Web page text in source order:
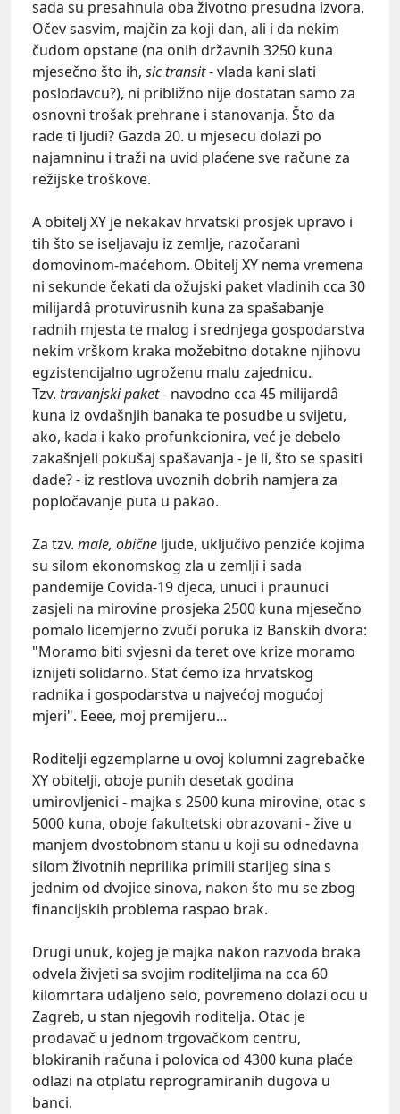
sada su presahnula oba životno presudna izvora.
Očev sasvim, majčin za koji dan, ali i da nekim
čudom opstane (na onih državnih 3250 kuna
mjesečno što ih, sic transit- vlada kani slati
poslodavcu?), ni približno nije dostatan samo za
osnovni trošak prehrane i stanovanja. Što da
rade ti ljudi? Gazda 20. u mjesecu dolazi po
najamninu i traži na uvid plaćene sve račune za
režijske troškove.
A obitelj XY je nekakav hrvatski prosjek upravo i
tih što se iseljavaju iz zemlje, razočarani
domovinom-maćehom. Obitelj XY nema vremena
ni sekunde čekati da ožujski paket vladinih cca 30
milijardâ protuvirusnih kuna za spašabanje
radnih mjesta te malog i srednjega gospodarstva
nekim vrškom kraka možebitno dotakne njihovu
egzistencijalno ugroženu malu zajednicu.
Tzv. travanjski paket- navodno cca 45 milijardâ
kuna iz ovdašnjih banaka te posudbe u svijetu,
ako, kada i kako profunkcionira, već je debelo
zakašnjeli pokušaj spašavanja - je li, što se spasiti
dade? - iz restlova uvoznih dobrih namjera za
popločavanje puta u pakao.
Za tzv. male, obične ljude, uključivo penziće kojima
su silom ekonomskog zla u zemlji i sada
pandemije Covida-19 djeca, unuci i praunuci
zasjeli na mirovine prosjeka 2500 kuna mjesečno
pomalo licemjerno zvuči poruka iz Banskih dvora:
"Moramo biti svjesni da teret ove krize moramo
iznijeti solidarno. Stat ćemo iza hrvatskog
radnika i gospodarstva u najvećoj mogućoj
mjeri". Eeee, moj premijeru...
Roditelji egzemplarne u ovoj kolumni zagrebačke
XY obitelji, oboje punih desetak godina
umirovljenici - majka s 2500 kuna mirovine, otac s
5000 kuna, oboje fakultetski obrazovani - žive u
manjem dvostobnom stanu u koji su odnedavna
silom životnih neprilika primili starijeg sina s
jednim od dvojice sinova, nakon što mu se zbog
financijskih problema raspao brak.
Drugi unuk, kojeg je majka nakon razvoda braka
odvela živjeti sa svojim roditeljima na cca 60
kilomrtara udaljeno selo, povremeno dolazi ocu u
Zagreb, u stan njegovih roditelja. Otac je
prodavač u jednom trgovačkom centru,
blokiranih računa i polovica od 4300 kuna plaće
odlazi na otplatu reprogramiranih dugova u
banci.